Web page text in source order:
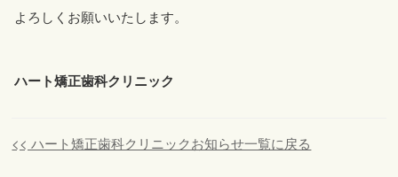
よろしくお願いいたします。
ハート矯正歯科クリニック
<< ハート矯正歯科クリニックお知らせ一覧に戻る